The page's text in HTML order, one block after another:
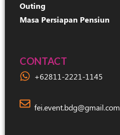
Outing
Masa Persiapan Pensiun
CONTACT
+62811-2221-1145
fei.event.bdg@gmail.com